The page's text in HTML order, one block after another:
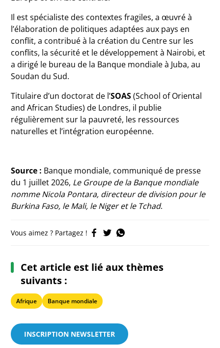
Il est spécialiste des contextes fragiles, a œuvré à
l’élaboration de politiques adaptées aux pays en
conflit, a contribué à la création du Centre sur les
conflits, la sécurité et le développement à Nairobi, et
a dirigé le bureau de la Banque mondiale à Juba, au
Soudan du Sud.
Titulaire d’un doctorat de l’SOAS(School of Oriental
and African Studies) de Londres, il publie
régulièrement sur la pauvreté, les ressources
naturelles et l’intégration européenne.
Source : Banque mondiale, communiqué de presse
du 1 juillet 2026, Le Groupe de la Banque mondiale
nomme Nicola Pontara, directeur de division pour le
Burkina Faso, le Mali, le Niger et le Tchad.
Vous aimez ? Partagez !
Cet article est lié aux thèmes
suivants :
Afrique Banque mondiale
INSCRIPTION NEWSLETTER